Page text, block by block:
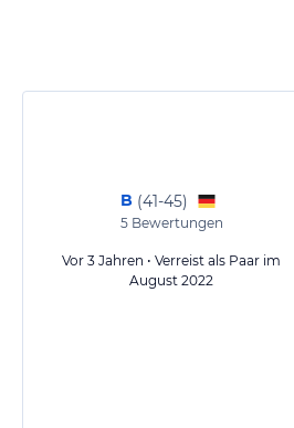
B (41-45)
5Bewertungen
Vor 3 Jahren • Verreist als Paar im
August 2022